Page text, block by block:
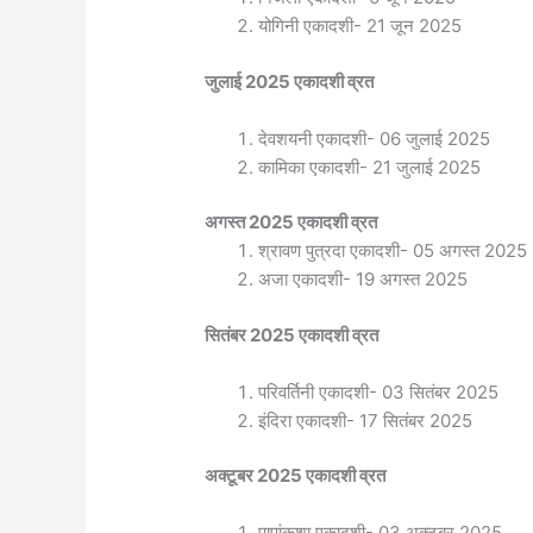
योगिनी एकादशी- 21 जून 2025
जुलाई 2025 एकादशी व्रत
देवशयनी एकादशी- 06 जुलाई 2025
कामिका एकादशी- 21 जुलाई 2025
अगस्त 2025 एकादशी व्रत
श्रावण पुत्रदा एकादशी- 05 अगस्त 2025
अजा एकादशी- 19 अगस्त 2025
सितंबर 2025 एकादशी व्रत
परिवर्तिनी एकादशी- 03 सितंबर 2025
इंदिरा एकादशी- 17 सितंबर 2025
अक्टूबर 2025 एकादशी व्रत